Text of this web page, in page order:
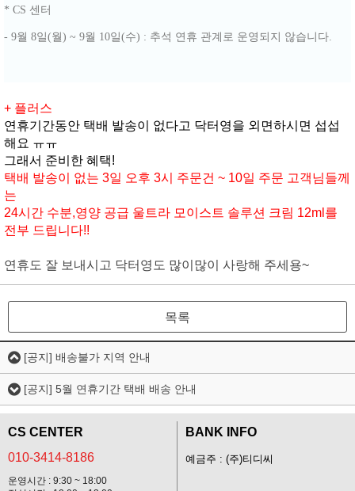
* CS 센터
- 9월 8일(월) ~ 9월 10일(수) : 추석 연휴 관계로 운영되지 않습니다.
+ 플러스
연휴기간동안 택배 발송이 없다고 닥터영을 외면하시면 섭섭
해요 ㅠㅠ
그래서 준비한 혜택!
택배 발송이 없는 3일 오후 3시 주문건 ~ 10일 주문 고객님들께
는
24시간 수분,영양 공급 울트라 모이스트 솔루션 크림 12ml를
전부 드립니다!!
연휴도 잘 보내시고 닥터영도 많이많이 사랑해 주세용~
목록
[공지] 배송불가 지역 안내
[공지] 5월 연휴기간 택배 배송 안내
CS CENTER
010-3414-8186
운영시간 : 9:30 ~ 18:00
BANK INFO
예금주 : (주)티디씨